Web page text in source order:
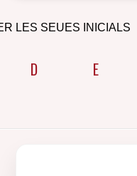
LES SEUES INICIALS
D E